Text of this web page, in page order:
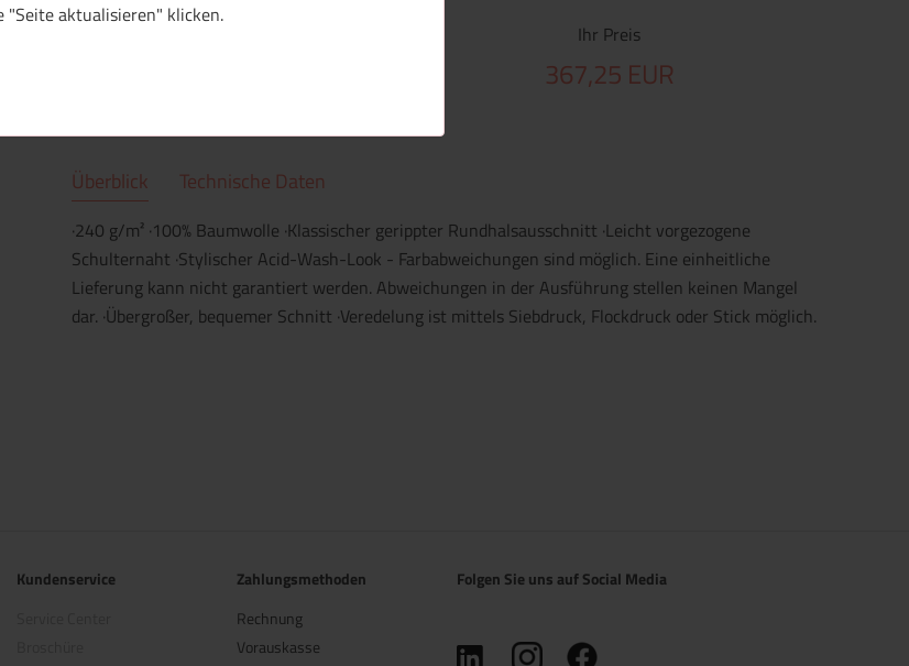
"Seite aktualisieren" klicken.
Ihr Preis
367,25 EUR
Überblick Technische Daten
·240 g/m² ·100% Baumwolle ·Klassischer gerippter Rundhalsausschnitt ·Leicht vorgezogene
Schulternaht ·Stylischer Acid-Wash-Look - Farbabweichungen sind möglich. Eine einheitliche
Lieferung kann nicht garantiert werden. Abweichungen in der Ausführung stellen keinen Mangel
dar. ·Übergroßer, bequemer Schnitt ·Veredelung ist mittels Siebdruck, Flockdruck oder Stick möglich.
Kundenservice
Zahlungsmethoden
Rechnung
Vorauskasse
Folgen Sie uns auf Social Media
(öffnet in neuem Tab)
(öffnet in neuem Tab)
(öffnet in neuem Tab)